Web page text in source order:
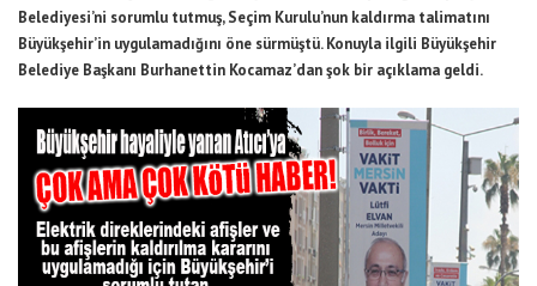
Belediyesi’ni sorumlu tutmuş, Seçim Kurulu’nun kaldırma talimatını
Büyükşehir’in uygulamadığını öne sürmüştü. Konuyla ilgili Büyükşehir
Belediye Başkanı Burhanettin Kocamaz’dan şok bir açıklama geldi.